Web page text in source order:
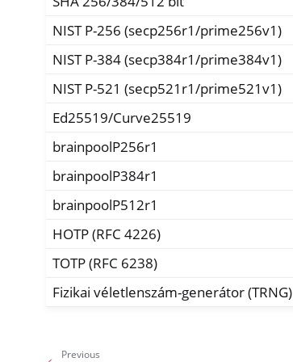
NIST P-256 (secp256r1/prime256v1)
NIST P-384 (secp384r1/prime384v1)
NIST P-521 (secp521r1/prime521v1)
Ed25519/Curve25519
brainpoolP256r1
brainpoolP384r1
brainpoolP512r1
HOTP (RFC 4226)
TOTP (RFC 6238)
Fizikai véletlenszám-generátor (TRNG)
Previous